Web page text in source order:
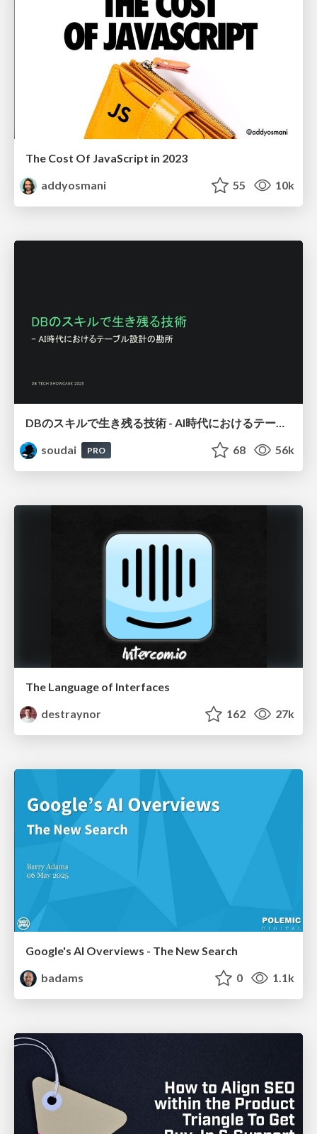
The Cost Of JavaScript in 2023
addyosmani
55 10k
soudai
PRO 68 56k
The Language of Interfaces
destraynor
162 27k
Google's AI Overviews - The New Search
badams
0 1.1k